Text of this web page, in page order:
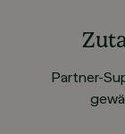
Partner-